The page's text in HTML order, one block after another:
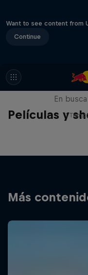
Want to see content from
Continue
Películas y
En
1
Más